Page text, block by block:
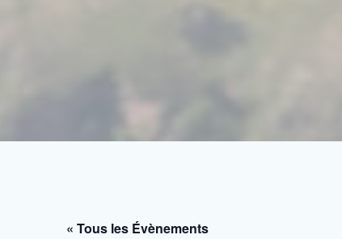
« Tous les Évènements